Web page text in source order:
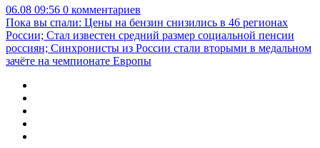
06.08 09:56 0 комментариев
Пока вы спали: Цены на бензин снизились в 46 регионах
России; Стал известен средний размер социальной пенсии
россиян; Синхронисты из России стали вторыми в медальном
зачёте на чемпионате Европы